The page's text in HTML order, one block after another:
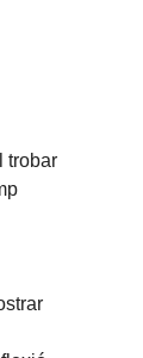
trobar